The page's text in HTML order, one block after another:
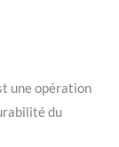
une opération
du